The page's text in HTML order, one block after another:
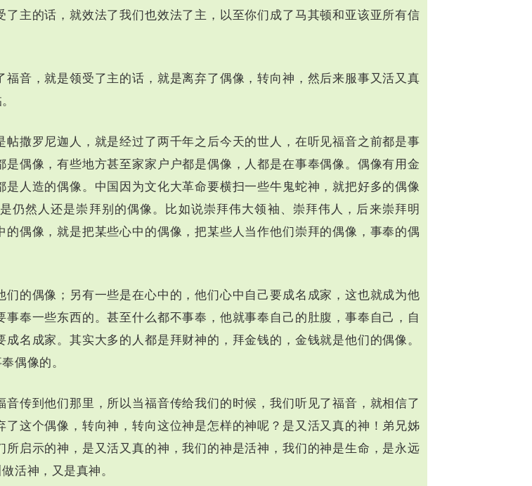
主的话，就效法了我们也效法了主，以至你们成了马其顿和亚该亚所有信
音，就是领受了主的话，就是离弃了偶像，转向神，然后来服事又活又真
撒罗尼迦人，就是经过了两千年之后今天的世人，在听见福音之前都是事
偶像，有些地方甚至家家户户都是偶像，人都是在事奉偶像。偶像有用金
人造的偶像。中国因为文化大革命要横扫一些牛鬼蛇神，就把好多的偶像
仍然人还是崇拜别的偶像。比如说崇拜伟大领袖、崇拜伟人，后来崇拜明
偶像，就是把某些心中的偶像，把某些人当作他们崇拜的偶像，事奉的偶
的偶像；另有一些是在心中的，他们心中自己要成名成家，这也就成为他
奉一些东西的。甚至什么都不事奉，他就事奉自己的肚腹，事奉自己，自
名成家。其实大多的人都是拜财神的，拜金钱的，金钱就是他们的偶像。
偶像的。
传到他们那里，所以当福音传给我们的时候，我们听见了福音，就相信了
这个偶像，转向神，转向这位神是怎样的神呢？是又活又真的神！弟兄姊
启示的神，是又活又真的神，我们的神是活神，我们的神是生命，是永远
活神，又是真神。